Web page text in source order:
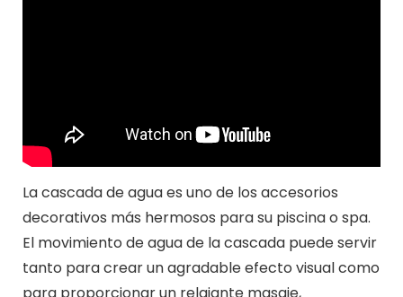
La cascada de agua es uno de los accesorios
decorativos más hermosos para su piscina o spa.
El movimiento de agua de la cascada puede servir
tanto para crear un agradable efecto visual como
para proporcionar un relajante masaje,